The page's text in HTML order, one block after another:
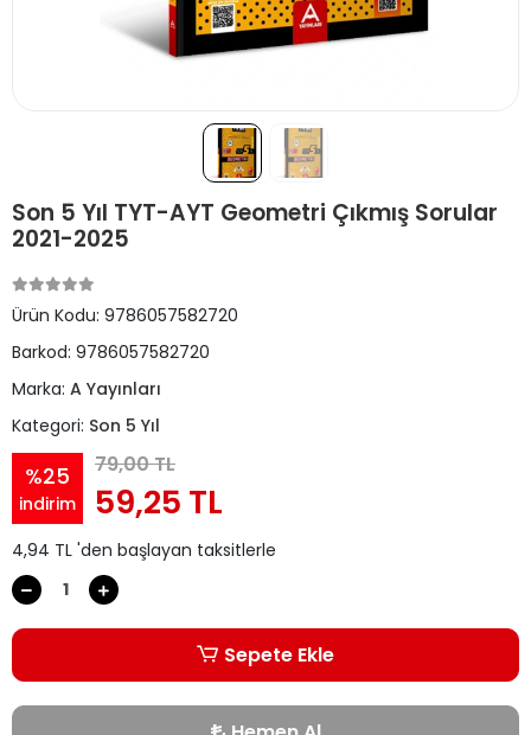
Son 5 Yıl TYT-AYT Geometri Çıkmış Sorular
2021-2025
Ürün Kodu: 9786057582720
Barkod: 9786057582720
Marka: A Yayınları
Kategori: Son 5 Yıl
%25
indirim
79,00 TL
59,25 TL
4,94 TL 'den başlayan taksitlerle
Sepete Ekle